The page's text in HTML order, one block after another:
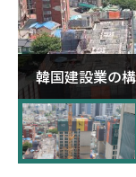
韓国建設業の
超が「ゾンビ